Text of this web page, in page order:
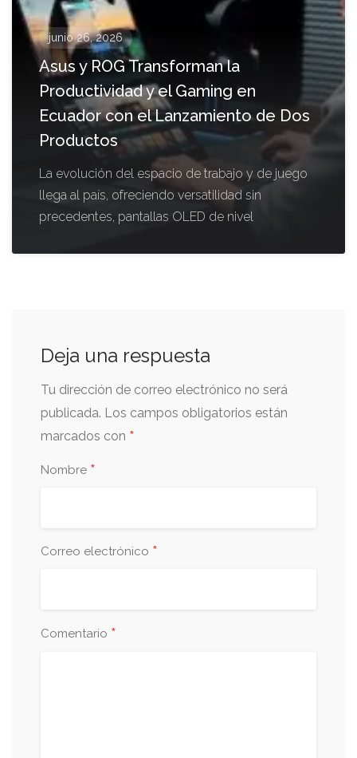
junio 26, 2026
Asus y ROG Transforman la
Productividad y el Gaming en
Ecuador con el Lanzamiento de Dos
Productos
La evolución del espacio de trabajo y de juego
llega al país, ofreciendo versatilidad sin
precedentes, pantallas OLED de nivel
Deja una respuesta
Tu dirección de correo electrónico no será
publicada. Los campos obligatorios están
marcados con *
Nombre *
Correo electrónico *
Comentario *